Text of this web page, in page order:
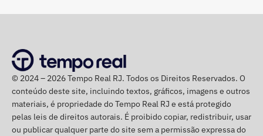
Dr. Luizinho
R$ 150.000,00
*Valor correspondente à soma de R$ 122.642,00 em espécie
convertidos de dólar e R$ 88.000,00 em reais declarados em dinheiro
vivo.
Os dados são públicos e ficam disponíveis para consulta
no sistema DivulgaCandContas, do TSE.
© 2024 – 2026 Tempo Real RJ. Todos os Direitos Reservados. O
conteúdo deste site, incluindo textos, gráficos, imagens e outros
materiais, é propriedade do Tempo Real RJ e está protegido
pelas leis de direitos autorais. É proibido copiar, redistribuir, usar
ou publicar qualquer parte do site sem a permissão expressa do